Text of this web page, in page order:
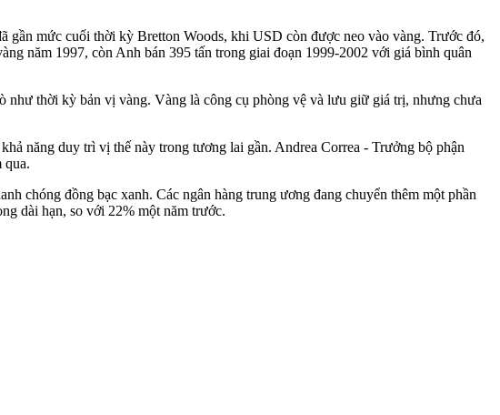
gần mức cuối thời kỳ Bretton Woods, khi USD còn được neo vào vàng. Trước đó,
năm 1997, còn Anh bán 395 tấn trong giai đoạn 1999-2002 với giá bình quân
thời kỳ bản vị vàng. Vàng là công cụ phòng vệ và lưu giữ giá trị, nhưng chưa
năng duy trì vị thế này trong tương lai gần. Andrea Correa - Trưởng bộ phận
qua.
chóng đồng bạc xanh. Các ngân hàng trung ương đang chuyển thêm một phần
dài hạn, so với 22% một năm trước.